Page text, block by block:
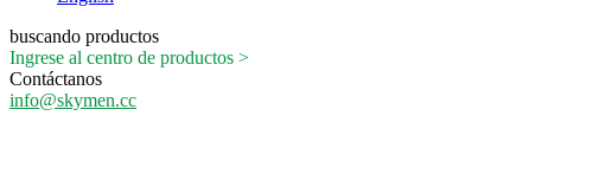
buscando productos
Ingrese al centro de productos >
Contáctanos
info@skymen.cc